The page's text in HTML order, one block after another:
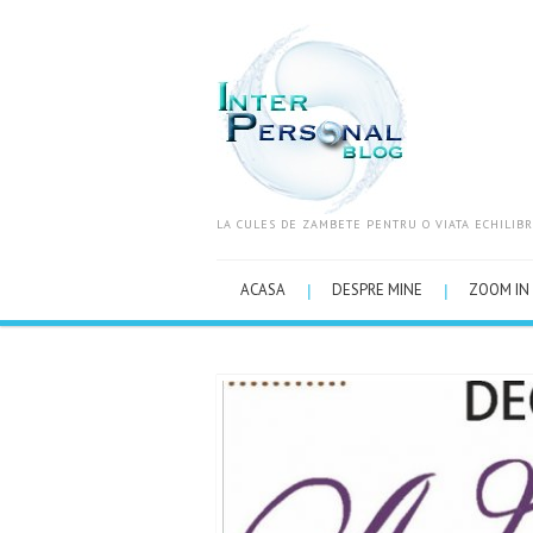
LA CULES DE ZAMBETE PENTRU O VIATA
ACASA DESPRE MINE ZOOM IN